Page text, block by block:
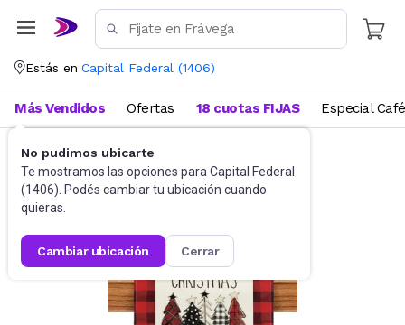
Estás en Capital Federal (1406)
No pudimos ubicarte
Te mostramos las opciones para Capital Federal
(1406). Podés cambiar tu ubicación cuando
quieras.
cambiar ubicación cerrar
Más Vendidos Ofertas 18 cuotas FIJAS Especial Café
Mantelería Manteles y caminos